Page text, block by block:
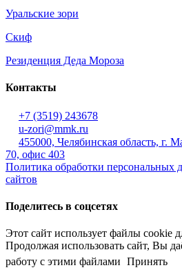
Уральские зори
Скиф
Резиденция Деда Мороза
Контакты
+7 (3519) 243678
u-zori@mmk.ru
455000, Челябинская область, г.
70, офис 403
Политика обработки персональных
сайтов
Поделитесь в соцсетях
Этот сайт использует файлы cookie
Продолжая использовать сайт, Вы
работу с этими файлами Принять